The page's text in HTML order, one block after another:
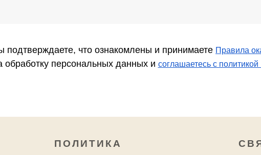
что ознакомлены и принимаете Правила
обработку персональных данных и соглашаетесь c
ПОЛИТИКА